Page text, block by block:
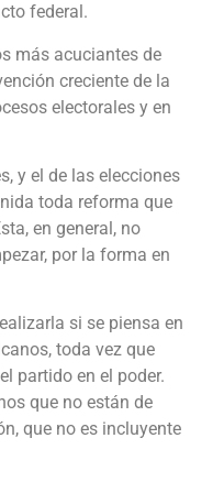
federal.
más acuciantes de
creciente de la
electorales y en
y el de las elecciones
toda reforma que
en general, no
por la forma en
si se piensa en
toda vez que
partido en el poder.
que no están de
que no es incluyente